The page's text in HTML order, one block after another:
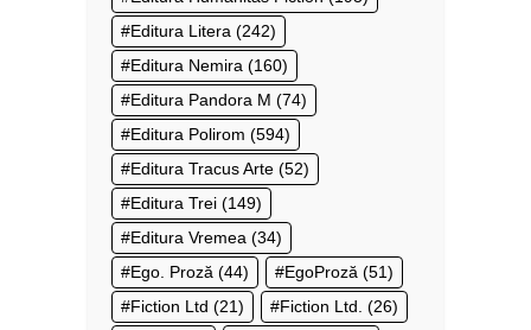
Editura Litera (242)
Editura Nemira (160)
Editura Pandora M (74)
Editura Polirom (594)
Editura Tracus Arte (52)
Editura Trei (149)
Editura Vremea (34)
Ego. Proză (44) EgoProză (51)
Fiction Ltd (21) Fiction Ltd. (26)